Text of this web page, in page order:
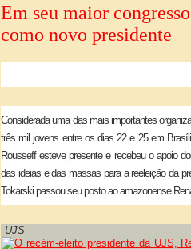
Em seu maior
como novo presidente
Considerada uma das mais importantes
três mil jovens entre os dias 22 e 25 em
Rousseff esteve presente e recebeu o apoio
das ideias e das massas para a reeleição da
Tokarski passou seu posto ao amazonense
UJS